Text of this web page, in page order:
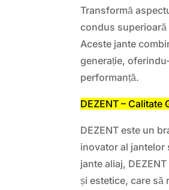
Transformă
condus superioară
Aceste jante
generație,
performanță.
DEZENT – Calitate
DEZENT este un
inovator al jantelor
jante aliaj,
și estetice, care